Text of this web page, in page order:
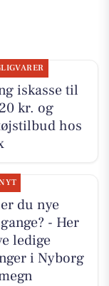
iskasse til
kr. og
hos
du nye
- Her
ledige
i Nyborg